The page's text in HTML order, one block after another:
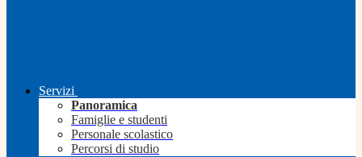
Servizi
Panoramica
Famiglie e studenti
Personale scolastico
Percorsi di studio